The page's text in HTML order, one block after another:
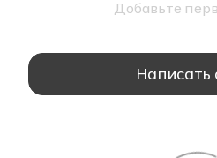
Добавьте
Написать